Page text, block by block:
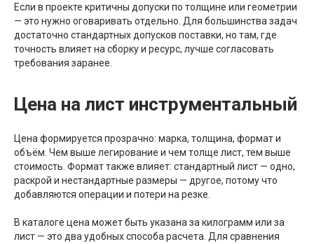
Если в проекте критичны допуски по толщине или геометрии
— это нужно оговаривать отдельно. Для большинства задач
достаточно стандартных допусков поставки, но там, где
точность влияет на сборку и ресурс, лучше согласовать
требования заранее.
Цена на лист инструментальный
Цена формируется прозрачно: марка, толщина, формат и
объём. Чем выше легирование и чем толще лист, тем выше
стоимость. Формат также влияет: стандартный лист — одно,
раскрой и нестандартные размеры — другое, потому что
добавляются операции и потери на резке.
В каталоге цена может быть указана за килограмм или за
лист — это два удобных способа расчета. Для сравнения